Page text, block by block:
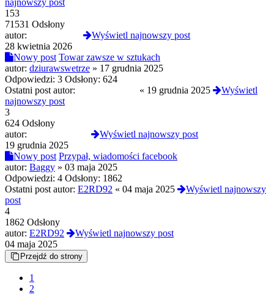
153
71531 Odsłony
autor:
Wyświetl najnowszy post
28 kwietnia 2026
Nowy post Towar zawsze w sztukach
autor: dziurawswetrze » 17 grudnia 2025
Odpowiedzi: 3 Odsłony: 624
Ostatni post autor:
« 19 grudnia 2025
Wyświetl
najnowszy post
3
624 Odsłony
autor:
Wyświetl najnowszy post
19 grudnia 2025
Nowy post Przypał, wiadomości facebook
autor: Baggy » 03 maja 2025
Odpowiedzi: 4 Odsłony: 1862
Ostatni post autor: E2RD92 « 04 maja 2025
Wyświetl najnowszy
post
4
1862 Odsłony
autor: E2RD92
Wyświetl najnowszy post
04 maja 2025
Przejdź do strony
1
2